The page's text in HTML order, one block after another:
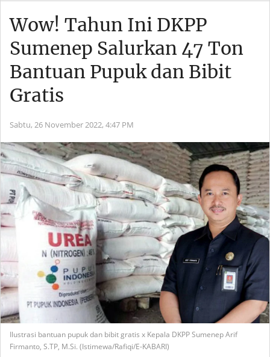
Wow! Tahun Ini DKPP
Sumenep Salurkan 47 Ton
Bantuan Pupuk dan Bibit
Gratis
Sabtu, 26 November 2022, 4:47 PM
Ilustrasi bantuan pupuk dan bibit gratis x Kepala DKPP Sumenep Arif
Firmanto, S.TP, M.Si. (Istimewa/Rafiqi/E-KABARI)